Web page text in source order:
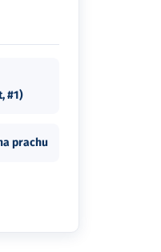
#1)
prachu